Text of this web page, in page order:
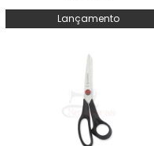
Lançamento